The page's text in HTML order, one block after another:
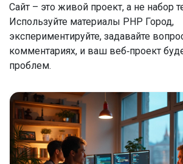
Сайт – это живой проект, а не набор
Используйте материалы PHP Город,
экспериментируйте, задавайте
комментариях, и ваш веб‑проект
проблем.